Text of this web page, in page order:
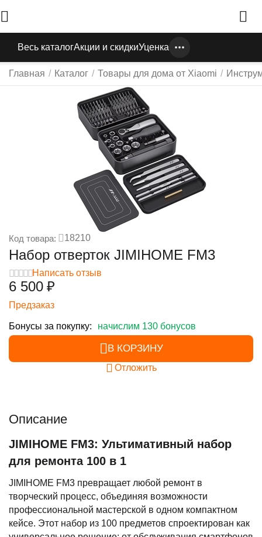
Весь каталогАкции и скидкиУценка
Главная / Каталог / Товары для дома от Xiaomi /
Код товара: 18210
Набор отверток JIMIHOME FM3
Написать отзыв
6 500 ₽
Предзаказ
Бонусы за покупку: начислим 130 бонусов
В КОРЗИНУ
Отложить
Описание
JIMIHOME FM3: Ультимативный набор
для ремонта 100 в 1
JIMIHOME FM3 превращает любой ремонт в
творческий процесс, объединяя возможности
профессиональной мастерской в одном компактном
кейсе. Этот набор из 100 предметов спроектирован как